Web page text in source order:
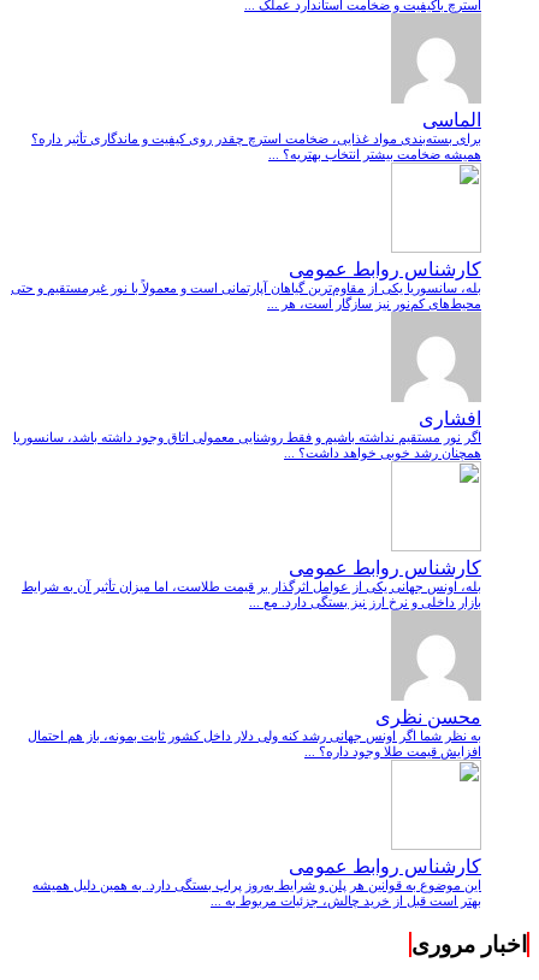
استرچ باکیفیت و ضخامت استاندارد عملک ...
الماسی
برای بسته‌بندی مواد غذایی، ضخامت استرچ چقدر روی کیفیت و ماندگاری تأثیر داره؟
همیشه ضخامت بیشتر انتخاب بهتریه؟ ...
کارشناس روابط عمومی
بله، سانسوریا یکی از مقاوم‌ترین گیاهان آپارتمانی است و معمولاً با نور غیرمستقیم و حتی
محیط‌های کم‌نور نیز سازگار است، هر ...
افشاری
اگر نور مستقیم نداشته باشیم و فقط روشنایی معمولی اتاق وجود داشته باشد، سانسوریا
همچنان رشد خوبی خواهد داشت؟ ...
کارشناس روابط عمومی
بله، اونس جهانی یکی از عوامل اثرگذار بر قیمت طلاست، اما میزان تأثیر آن به شرایط
بازار داخلی و نرخ ارز نیز بستگی دارد. مع ...
محسن نظری
به نظر شما اگر اونس جهانی رشد کنه ولی دلار داخل کشور ثابت بمونه، باز هم احتمال
افزایش قیمت طلا وجود داره؟ ...
کارشناس روابط عمومی
این موضوع به قوانین هر پلن و شرایط به‌روز پراپ بستگی دارد. به همین دلیل همیشه
بهتر است قبل از خرید چالش، جزئیات مربوط به ...
اخبار مروری